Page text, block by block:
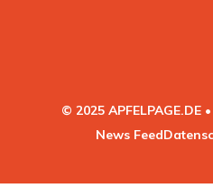
© 2025 APFELPAGE.DE
News Feed